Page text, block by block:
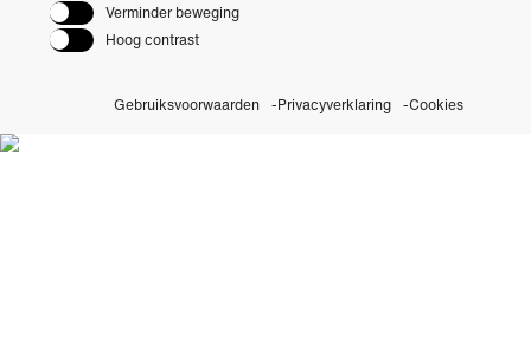
Verminder beweging
Hoog contrast
Gebruiksvoorwaarden Privacyverklaring Cookies